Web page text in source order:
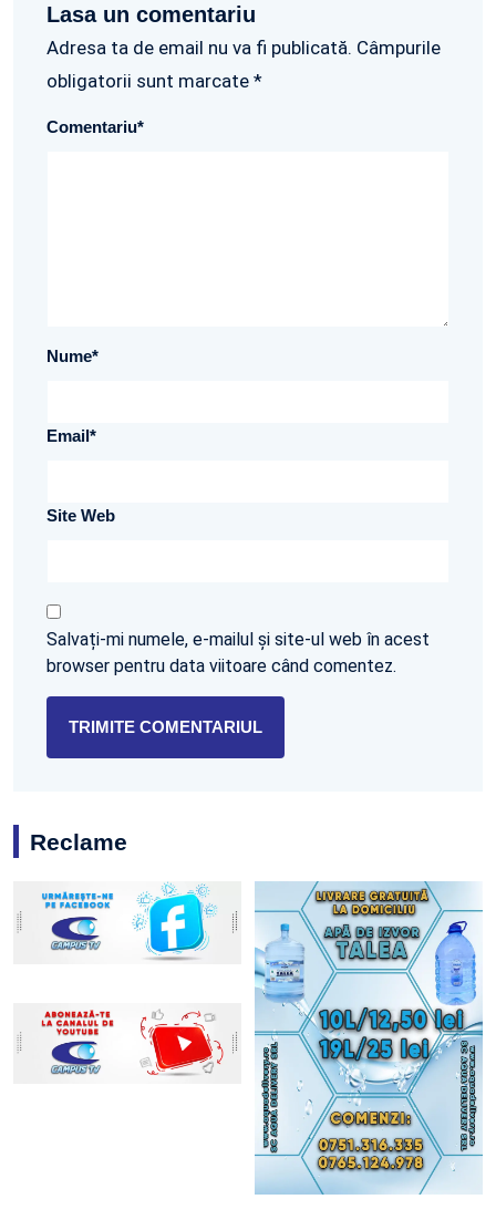
Lasa un comentariu
Adresa ta de email nu va fi publicată. Câmpurile
obligatorii sunt marcate *
Comentariu*
Nume*
Email*
Site Web
Salvați-mi numele, e-mailul și site-ul web în acest
browser pentru data viitoare când comentez.
Reclame